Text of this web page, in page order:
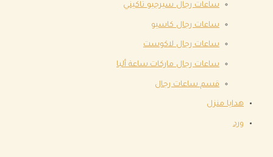
ساعات رجال سيرجيو تاكيني
ساعات رجال كاسيو
ساعات رجال لاكوست
ساعات رجال ماركات.ساعة ألبا
قسم ساعات رجال
هدايا منزل
ورد